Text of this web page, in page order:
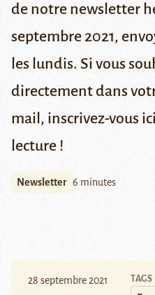
de notre newsletter
septembre 2021,
les lundis. Si vous
directement dans
mail, inscrivez-vous ici
lecture !
Newsletter 6 minutes
28 septembre 2021 TAGS